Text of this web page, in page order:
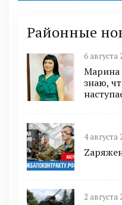
Районные
6 августа
Марина
знаю,
4 августа
2 августа